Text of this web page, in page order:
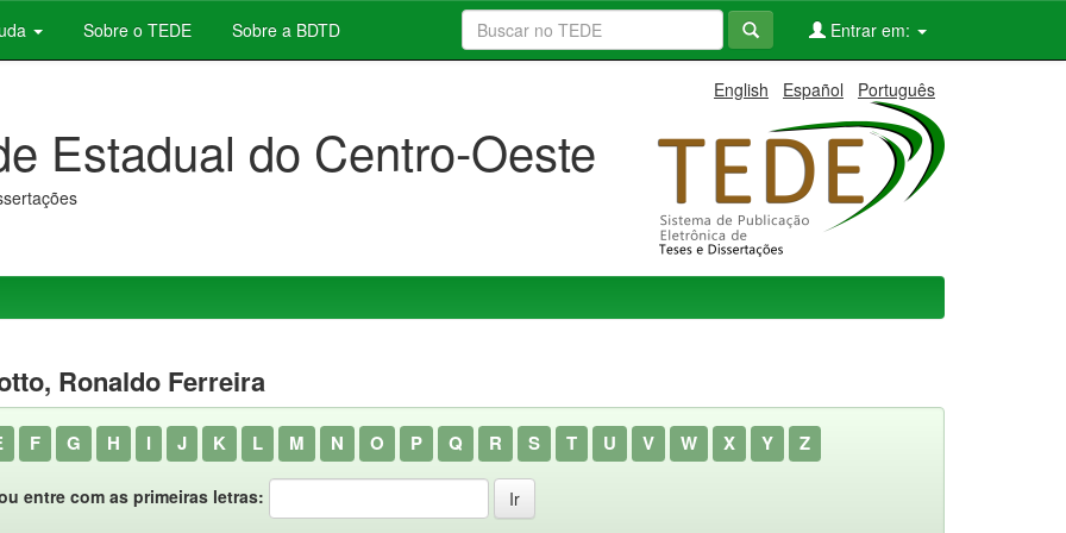
Sobre o TEDE Sobre a BDTD Entrar em:
English Español Português
Estadual do Centro-Oeste
Ronaldo Ferreira
F G H I J K L M N O P Q R S T U V W X Y Z
entre com as primeiras letras: